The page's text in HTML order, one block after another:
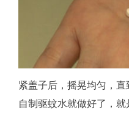
紧盖子后，摇晃均匀，直
自制驱蚊水就做好了，